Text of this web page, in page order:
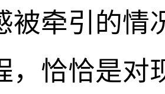
被牵引的情
，恰恰是对